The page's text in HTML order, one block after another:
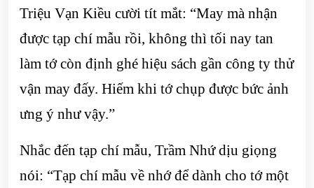
Triệu Vạn Kiều cười tít mắt: “May mà nhận
được tạp chí mẫu rồi, không thì tối nay tan
làm tớ còn định ghé hiệu sách gần công ty thử
vận may đấy. Hiếm khi tớ chụp được bức ảnh
ưng ý như vậy.”
Nhắc đến tạp chí mẫu, Trầm Nhứ dịu giọng
nói: “Tạp chí mẫu về nhớ để dành cho tớ một